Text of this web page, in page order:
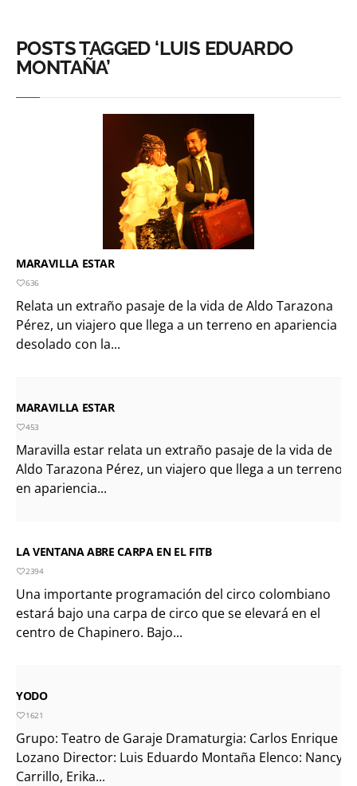
POSTS TAGGED ‘LUIS EDUARDO
MONTAÑA’
MARAVILLA ESTAR
636
Relata un extraño pasaje de la vida de Aldo Tarazona
Pérez, un viajero que llega a un terreno en apariencia
desolado con la...
MARAVILLA ESTAR
453
Maravilla estar relata un extraño pasaje de la vida de
Aldo Tarazona Pérez, un viajero que llega a un terreno
en apariencia...
LA VENTANA ABRE CARPA EN EL FITB
2394
Una importante programación del circo colombiano
estará bajo una carpa de circo que se elevará en el
centro de Chapinero. Bajo...
YODO
1621
Grupo: Teatro de Garaje Dramaturgia: Carlos Enrique
Lozano Director: Luis Eduardo Montaña Elenco: Nancy
Carrillo, Erika...